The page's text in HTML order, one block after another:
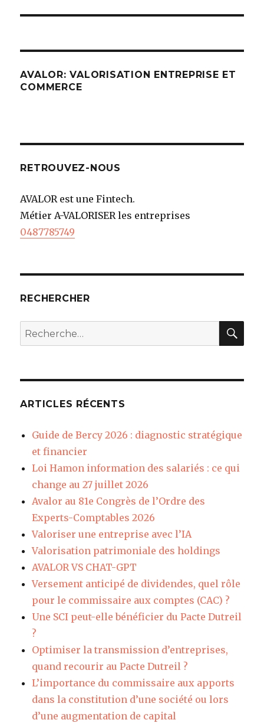
AVALOR: VALORISATION ENTREPRISE ET
COMMERCE
RETROUVEZ-NOUS
AVALOR est une Fintech.
Métier A-VALORISER les entreprises
0487785749
RECHERCHER
Recherche
pour
ARTICLES RÉCENTS
Guide de Bercy 2026 : diagnostic stratégique
et financier
Loi Hamon information des salariés : ce qui
change au 27 juillet 2026
Avalor au 81e Congrès de l’Ordre des
Experts-Comptables 2026
Valoriser une entreprise avec l’IA
Valorisation patrimoniale des holdings
AVALOR VS CHAT-GPT
Versement anticipé de dividendes, quel rôle
pour le commissaire aux comptes (CAC) ?
Une SCI peut-elle bénéficier du Pacte Dutreil
?
Optimiser la transmission d’entreprises,
quand recourir au Pacte Dutreil ?
L’importance du commissaire aux apports
dans la constitution d’une société ou lors
d’une augmentation de capital